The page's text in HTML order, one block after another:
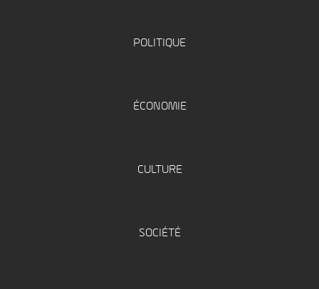
POLITIQUE
ÉCONOMIE
CULTURE
SOCIÉTÉ